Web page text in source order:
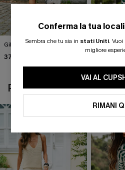
Gilet beige Break the Ice
37,00 €
Top in
astratto
POTREBBE
Conferma la tua
Sembra che tu sia in stati Uniti. Vuoi
migliore
VAI AL
RIMANI